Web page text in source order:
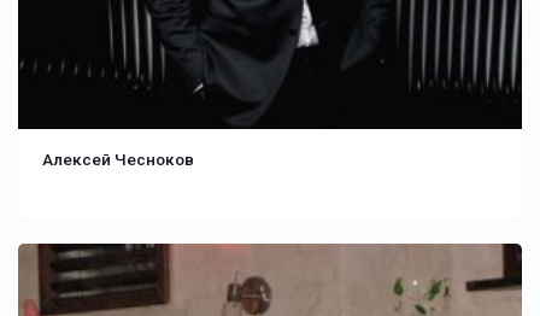
Алексей Чесноков